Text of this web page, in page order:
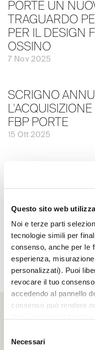
Questo sito web
Noi e terze parti
tecnologie simili per
consenso, anche per le
esperienza,
personalizzati). Puoi
revocare il tuo
accedendo al pannello
consenso può rendere
Leggi laCookie policy
delNecessari
PORTE UN
TRAGUARDO
PER IL DESIGN
OSSINO
7 Nov 2025
SCRIGNO
FBP PORTE
15 Ott 2025
SCRIGNO
MUNDI: UNA
OSSINO
17 Set 2025